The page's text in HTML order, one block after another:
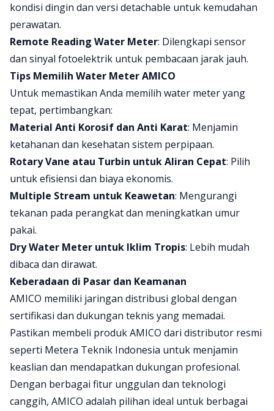
kondisi dingin dan versi detachable untuk kemudahan
perawatan.
Remote Reading Water Meter: Dilengkapi sensor
dan sinyal fotoelektrik untuk pembacaan jarak jauh.
Tips Memilih Water Meter AMICO
Untuk memastikan Anda memilih water meter yang
tepat, pertimbangkan:
Material Anti Korosif dan Anti Karat: Menjamin
ketahanan dan kesehatan sistem perpipaan.
Rotary Vane atau Turbin untuk Aliran Cepat: Pilih
untuk efisiensi dan biaya ekonomis.
Multiple Stream untuk Keawetan: Mengurangi
tekanan pada perangkat dan meningkatkan umur
pakai.
Dry Water Meter untuk Iklim Tropis: Lebih mudah
dibaca dan dirawat.
Keberadaan di Pasar dan Keamanan
AMICO memiliki jaringan distribusi global dengan
sertifikasi dan dukungan teknis yang memadai.
Pastikan membeli produk AMICO dari distributor resmi
seperti Metera Teknik Indonesia untuk menjamin
keaslian dan mendapatkan dukungan profesional.
Dengan berbagai fitur unggulan dan teknologi
canggih, AMICO adalah pilihan ideal untuk berbagai